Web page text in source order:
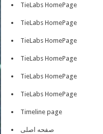
TieLabs HomePage
TieLabs HomePage
TieLabs HomePage
TieLabs HomePage
TieLabs HomePage
TieLabs HomePage
Timeline page
صفحه اصلی